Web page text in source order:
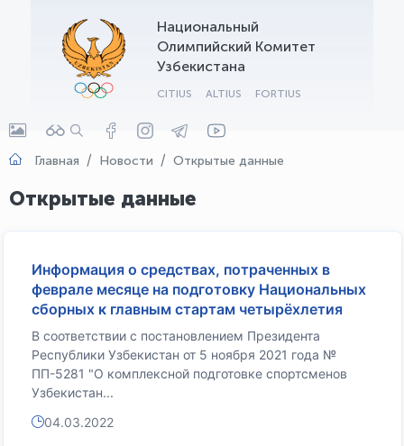
Национальный
Олимпийский Комитет
Узбекистана
CITIUS ALTIUS FORTIUS
Главная Новости Открытые данные
Открытые данные
Информация о средствах, потраченных в
феврале месяце на подготовку Национальных
сборных к главным стартам четырёхлетия
В соответствии с постановлением Президента
Республики Узбекистан от 5 ноября 2021 года №
ПП-5281 "О комплексной подготовке спортсменов
Узбекистан...
04.03.2022
OLYMPCHIK AI - yordamchi
Онлайн · olympic.uz